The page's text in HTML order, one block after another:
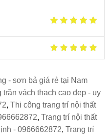
- sơn bả giá rẻ tại Nam
trần vách thạch cao đẹp - uy
, Thi công trang trí nội thất
, Trang trí nội thất
- 0966662872, Trang trí